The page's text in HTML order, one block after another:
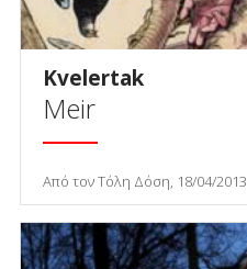
Kvelertak
Meir
Από τον Τόλη Δόση, 18/04/2013